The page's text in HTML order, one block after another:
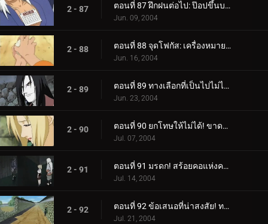
2 - 87 ตอนที่ 87 ฝึกฝนต่อไป: ป๊อปขึ้นบอลลูนน้ำ!
Jun. 09, 2004
2 - 88 ตอนที่ 88 จุดโฟกัส: เครื่องหมายของใบไม้
Jun. 16, 2004
2 - 89 ตอนที่ 89 ทางเลือกที่เป็นไปไม่ได้: ความเจ็บปวดในหัวใจของซึนาเดะ
Jun. 23, 2004
2 - 90 ตอนที่ 90 ยกโทษให้ไม่ได้! ขาดความเคารพโดยสิ้นเชิง!
Jul. 07, 2004
2 - 91 ตอนที่ 91 มรดก! สร้อยคอแห่งความตาย!
Jul. 14, 2004
2 - 92 ตอนที่ 92 ข้อเสนอที่น่าสงสัย! ทางเลือกของซึนาเดะ!
Jul. 21, 2004